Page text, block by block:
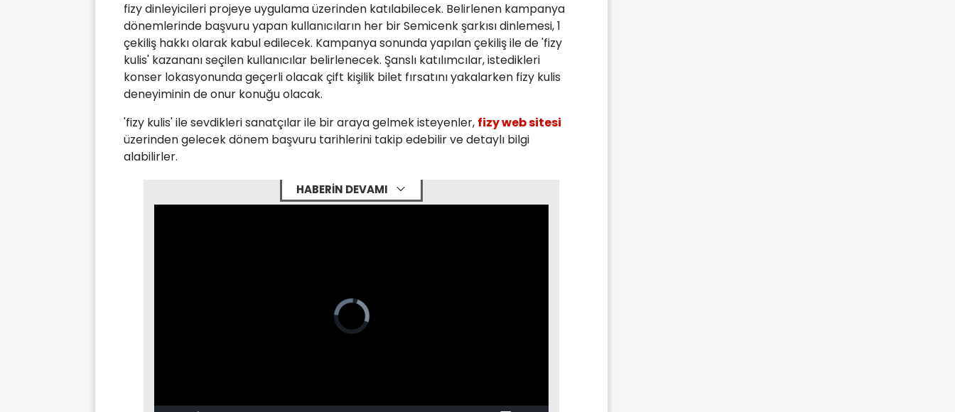
fizy dinleyicileri projeye uygulama üzerinden katılabilecek. Belirlenen kampanya
dönemlerinde başvuru yapan kullanıcıların her bir Semicenk şarkısı dinlemesi, 1
çekiliş hakkı olarak kabul edilecek. Kampanya sonunda yapılan çekiliş ile de 'fizy
kulis' kazananı seçilen kullanıcılar belirlenecek. Şanslı katılımcılar, istedikleri
konser lokasyonunda geçerli olacak çift kişilik bilet fırsatını yakalarken fizy kulis
deneyiminin de onur konuğu olacak.
'fizy kulis' ile sevdikleri sanatçılar ile bir araya gelmek isteyenler, fizy web sitesi
üzerinden gelecek dönem başvuru tarihlerini takip edebilir ve detaylı bilgi
alabilirler.
HABERİN DEVAMI